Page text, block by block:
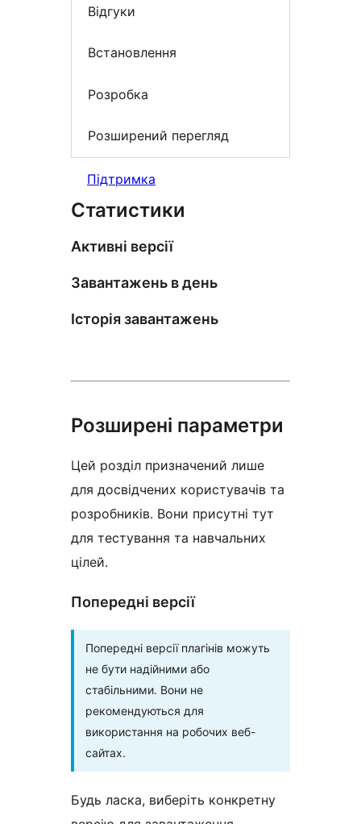
Відгуки
Встановлення
Розробка
Розширений перегляд
Підтримка
Статистики
Активні версії
Завантажень в день
Історія завантажень
Розширені параметри
Цей розділ призначений лише
для досвідчених користувачів та
розробників. Вони присутні тут
для тестування та навчальних
цілей.
Попередні версії
Попередні версії плагінів можуть
не бути надійними або
стабільними. Вони не
рекомендуються для
використання на робочих веб-
сайтах.
Будь ласка, виберіть конкретну